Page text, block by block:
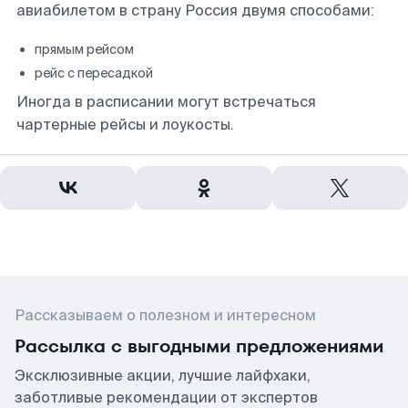
авиабилетом в страну Россия двумя способами:
прямым рейсом
рейс с пересадкой
Иногда в расписании могут встречаться
чартерные рейсы и лоукосты.
Рассказываем о полезном и интересном
Рассылка с выгодными предложениями
Эксклюзивные акции, лучшие лайфхаки,
заботливые рекомендации от экспертов